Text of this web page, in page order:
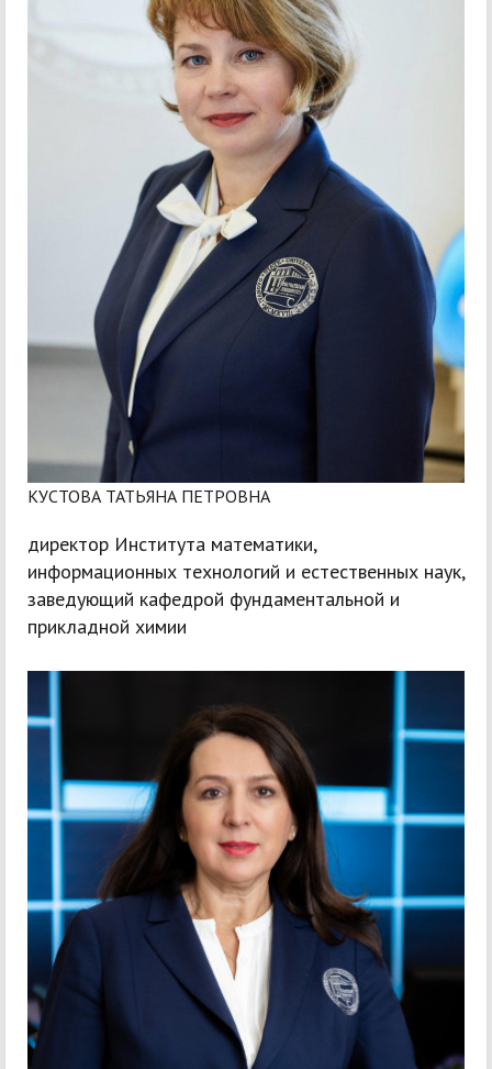
КУСТОВА ТАТЬЯНА ПЕТРОВНА
директор Института математики,
информационных технологий и естественных наук,
заведующий кафедрой фундаментальной и
прикладной химии